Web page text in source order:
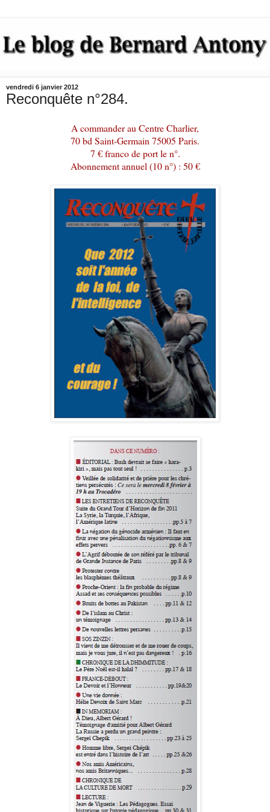
vendredi 6 janvier 2012
Reconquête n°284.
A commander au Centre Charlier,
70 bd Saint-Germain 75005 Paris.
7 € franco de port le n°.
Abonnement annuel (10 n°) : 50 €